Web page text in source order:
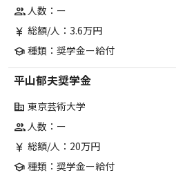
group人数：ー
currency_yen 総額/人：3.6万円
school 種類：奨学金ー給付
平山郁夫奨学金
corporate_fare 東京芸術大学
group人数：ー
currency_yen 総額/人：20万円
school 種類：奨学金ー給付